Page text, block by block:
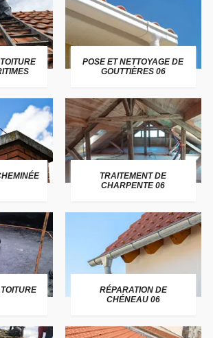
POSE ET NETTOYAGE DE
GOUTTIÈRES 06
TRAITEMENT DE
CHARPENTE 06
RÉPARATION DE
CHÉNEAU 06